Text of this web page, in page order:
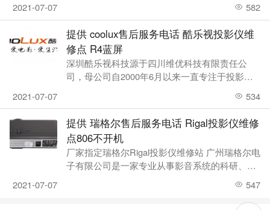
2021-07-07 582
提供 coolux售后服务电话 酷乐视投影仪维
修点 R4蓝屏
深圳酷乐视科技源于四川维优科技有限责任公
司，母公司自2000年6月以来一直专注于投影显
2021-07-07 534
提供 瑞格尔售后服务电话 Rigal投影仪维修
点806不开机
厂家指定瑞格尔Rigal投影仪维修站 广州瑞格尔电
子有限公司是一家专业从事影音系统的科研、开
2021-07-07 547